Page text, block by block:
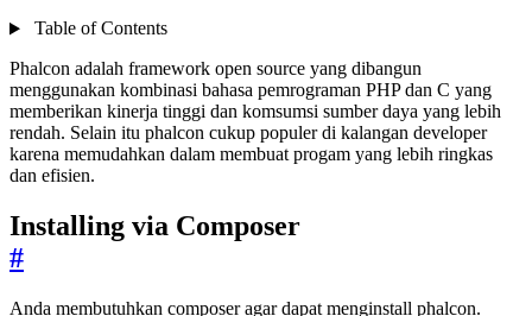
Table of Contents
Phalcon adalah framework open source yang dibangun
menggunakan kombinasi bahasa pemrograman PHP dan C yang
memberikan kinerja tinggi dan komsumsi sumber daya yang lebih
rendah. Selain itu phalcon cukup populer di kalangan developer
karena memudahkan dalam membuat progam yang lebih ringkas
dan efisien.
Installing via Composer
#
Anda membutuhkan composer agar dapat menginstall phalcon.